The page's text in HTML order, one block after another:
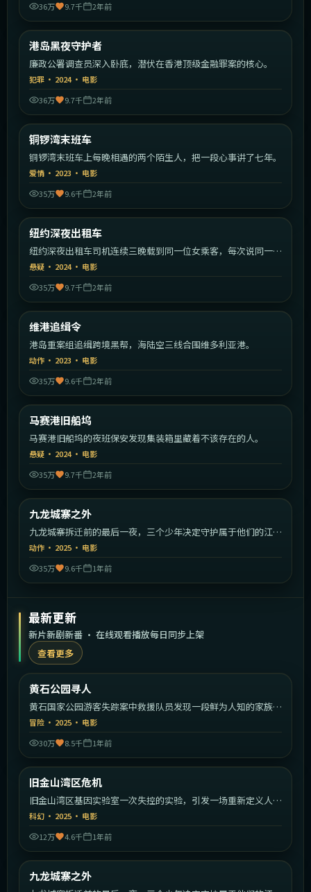
36万
9.7千 2年前
热门
港岛黑夜守护者
廉政公署调查员深入卧底，潜伏在香港顶级金融罪案的核心。
犯罪 · 2024· 电影
36万
9.7千 2年前
热门
铜锣湾末班车
铜锣湾末班车上每晚相遇的两个陌生人，把一段心事讲了七年。
爱情 · 2023 · 电影
35万
9.6千 2年前
热门
纽约深夜出租车
纽约深夜出租车司机连续三晚载到同一位女乘客，每次说同一句
话。
悬疑 · 2024· 电影
35万
9.7千 2年前
热门
维港追缉令
港岛重案组追缉跨境黑帮，海陆空三线合围维多利亚港。
动作 · 2023 · 电影
35万
9.6千 2年前
热门
马赛港旧船坞
马赛港旧船坞的夜班保安发现集装箱里藏着不该存在的人。
悬疑 · 2024· 电影
35万
9.7千 2年前
热门
九龙城寨之外
九龙城寨拆迁前的最后一夜，三个少年决定守护属于他们的江
湖。
动作 · 2025 · 电影
35万
9.6千 1年前
最新更新
新片新剧新番 · 在线观看播放每日同步上架
查看更多
最新
黄石公园寻人
黄石国家公园游客失踪案中救援队员发现一段鲜为人知的家族秘
密。
冒险 · 2025 · 电影
30万
8.5千 1年前
最新
旧金山湾区危机
旧金山湾区基因实验室一次失控的实验，引发一场重新定义人类
的危机。
科幻 · 2025 · 电影
12万
4.6千 1年前
最新
九龙城寨之外